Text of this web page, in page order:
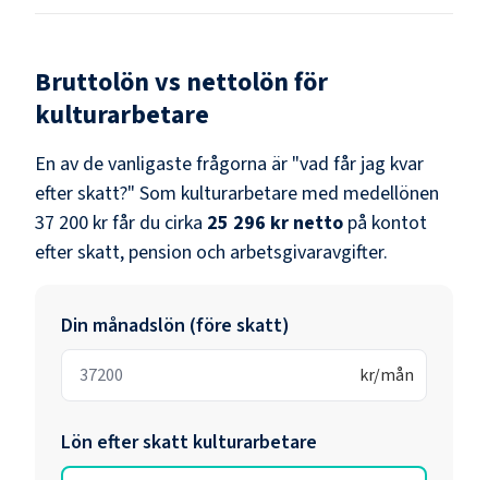
Bruttolön vs nettolön för
kulturarbetare
En av de vanligaste frågorna är "vad får jag kvar
efter skatt?" Som kulturarbetare med medellönen
37 200 krfår du cirka 25 296 kr netto på kontot
efter skatt, pension och arbetsgivaravgifter.
Din månadslön (före skatt)
kr/mån
Lön efter skatt kulturarbetare